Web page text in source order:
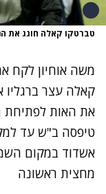
טברטקו קאלה חוגג את
משה אוחיון לקח
קאלה עצר
את האות לפתיחת
טיפסה ב"ש עד
אשדוד במקום
מחצית ראשונה